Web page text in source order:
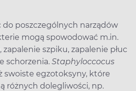
do poszczególnych narządów
mogą spowodować m.in.
szpiku, zapalenie płuc
schorzenia. Staphyloccocus
swoiste egzotoksyny, które
różnych dolegliwości, np.